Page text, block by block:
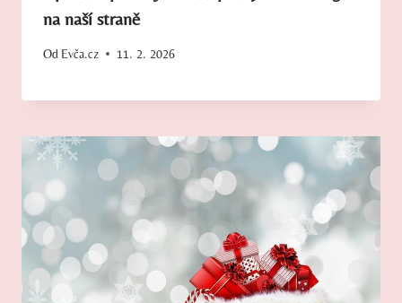
na naší straně
Od Evča.cz 11. 2. 2026